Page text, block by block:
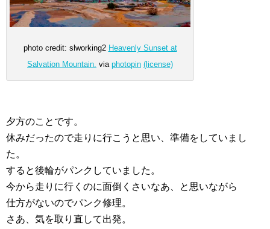
photo credit: slworking2 Heavenly Sunset at
Salvation Mountain. via photopin (license)
夕方のことです。
休みだったので走りに行こうと思い、準備をしていまし
た。
すると後輪がパンクしていました。
今から走りに行くのに面倒くさいなあ、と思いながら
仕方がないのでパンク修理。
さあ、気を取り直して出発。